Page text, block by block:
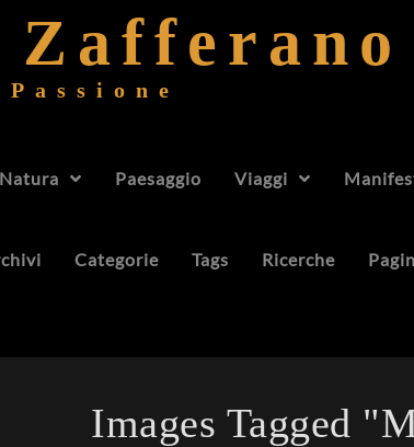
Natura Paesaggio Viaggi
Categorie Tags Ricerche
Images Tagged